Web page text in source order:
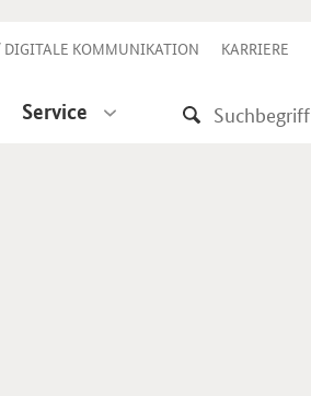
DIGITALE KOMMUNIKATION KARRIERE
Service